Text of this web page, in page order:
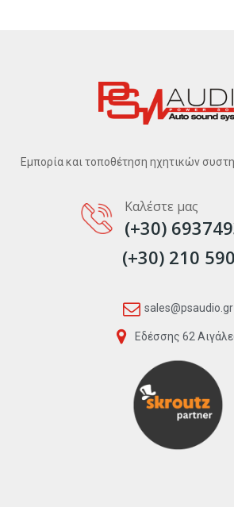
Εμπορία και τοποθέτηση ηχητικών
Καλέστε μας
(+30)
(+30) 210
sales@psaudio.gr
Εδέσσης 62